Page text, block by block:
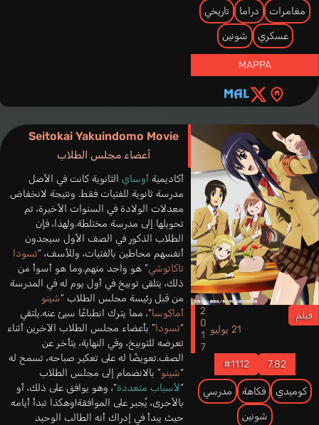
مغامرات دراما تاريخي
عسكري شونين
MAPPA
Seitokai Yakuindomo Movie
أعضاء مجلس الطلاب
فيلم
21 يوليو
2017
7.82
#1112
كوميدي فكاهة مدرسي
شونين
أكاديمية أوساي الثانوية كانت في الأصل
مدرسة ثانوية للفتيات فقط. ونتيجة لانخفاض
معدلات الولادة في السنوات الأخيرة، تم
تحويلها إلى مدرسة مختلطة.ولهذا، فإن
الطلاب الذكور في الصف الأول سيجدون
أنفسهم محاطين بالفتيات، وللأسف، “تسودا
تاكاتوشي” هو واحد منهم.وما هو أسوأ من
ذلك، يتلقى توبيخ في أول يوم له في المدرسة
من قبل رئيسة مجلس الطلاب “شينو
أماكوسا“، مما يترك انطباعًا سيئ عنه.يلتقي
“تسودا” بأعضاء مجلس الطلاب الآخرين أثناء
تعرضه للتوبيخ، وفي النهاية، يتأخر عن
الصف.تعويضًا له على تعكير صباحه، تسمح له
“شينو” بالانضمام إلى مجلس الطلاب
“لأسباب متعددة“، وهو يوافق على ذلك، أو
بالأحرى، يُجبر على الموافقة!وهكذا تبدأ أيامه
حيث يبدأ في إدراك أنه الطالب الوحيد